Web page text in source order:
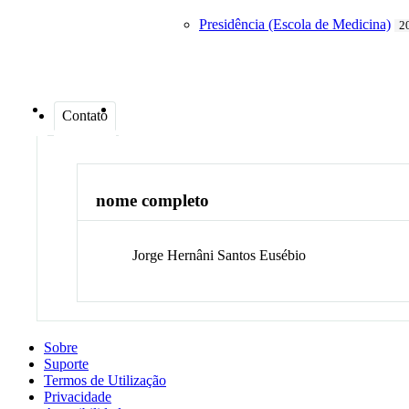
Presidência (Escola de Medicina)
Contato
nome completo
Jorge Hernâni Santos Eusébio
Sobre
Suporte
Termos de Utilização
Privacidade